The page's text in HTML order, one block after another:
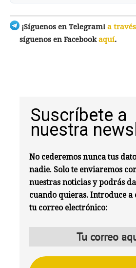
¡Síguenos en Telegram! a
síguenos en Facebookaquí.
Suscríbete a
nuestra
No cederemos nunca tus
nadie. Solo te enviaremos
nuestras noticias y podrás
cuando quieras. Introduce a
tu correo electrónico: